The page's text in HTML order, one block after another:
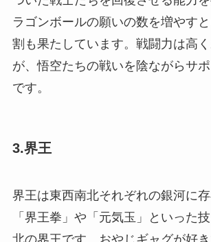
ラゴンボールの願いの数を増やす
割も果たしています。戦闘力は高
が、悟空たちの戦いを陰ながらサ
です。
3.界王
界王は東西南北それぞれの銀河に
「界王拳」や「元気玉」といった